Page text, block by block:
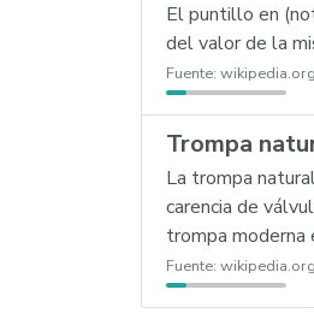
El puntillo en
del valor de la
Fuente: wikipedia.org
Trompa
La trompa
carencia de
trompa moderna
Fuente: wikipedia.org